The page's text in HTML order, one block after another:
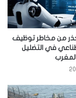
من مخاطر توظيف
في التضليل